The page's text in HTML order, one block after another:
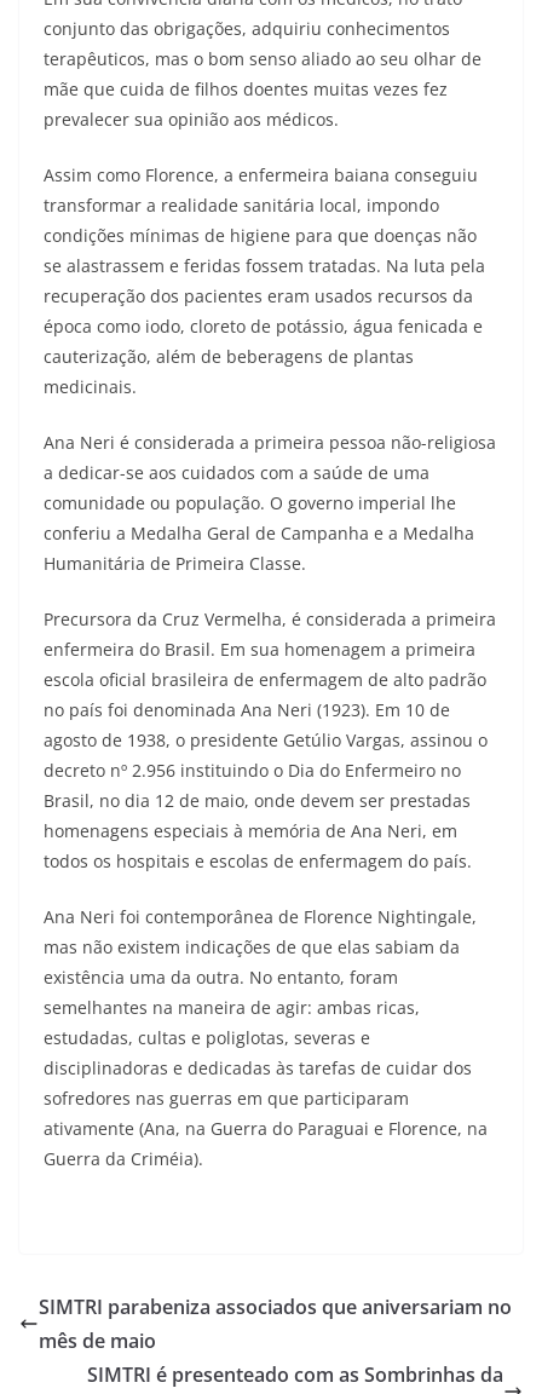
conjunto das obrigações, adquiriu conhecimentos
terapêuticos, mas o bom senso aliado ao seu olhar de
mãe que cuida de filhos doentes muitas vezes fez
prevalecer sua opinião aos médicos.
Assim como Florence, a enfermeira baiana conseguiu
transformar a realidade sanitária local, impondo
condições mínimas de higiene para que doenças não
se alastrassem e feridas fossem tratadas. Na luta pela
recuperação dos pacientes eram usados recursos da
época como iodo, cloreto de potássio, água fenicada e
cauterização, além de beberagens de plantas
medicinais.
Ana Neri é considerada a primeira pessoa não-religiosa
a dedicar-se aos cuidados com a saúde de uma
comunidade ou população. O governo imperial lhe
conferiu a Medalha Geral de Campanha e a Medalha
Humanitária de Primeira Classe.
Precursora da Cruz Vermelha, é considerada a primeira
enfermeira do Brasil. Em sua homenagem a primeira
escola oficial brasileira de enfermagem de alto padrão
no país foi denominada Ana Neri (1923). Em 10 de
agosto de 1938, o presidente Getúlio Vargas, assinou o
decreto nº 2.956 instituindo o Dia do Enfermeiro no
Brasil, no dia 12 de maio, onde devem ser prestadas
homenagens especiais à memória de Ana Neri, em
todos os hospitais e escolas de enfermagem do país.
Ana Neri foi contemporânea de Florence Nightingale,
mas não existem indicações de que elas sabiam da
existência uma da outra. No entanto, foram
semelhantes na maneira de agir: ambas ricas,
estudadas, cultas e poliglotas, severas e
disciplinadoras e dedicadas às tarefas de cuidar dos
sofredores nas guerras em que participaram
ativamente (Ana, na Guerra do Paraguai e Florence, na
Guerra da Criméia).
SIMTRI parabeniza associados que aniversariam no
mês de maio
SIMTRI é presenteado com as Sombrinhas da